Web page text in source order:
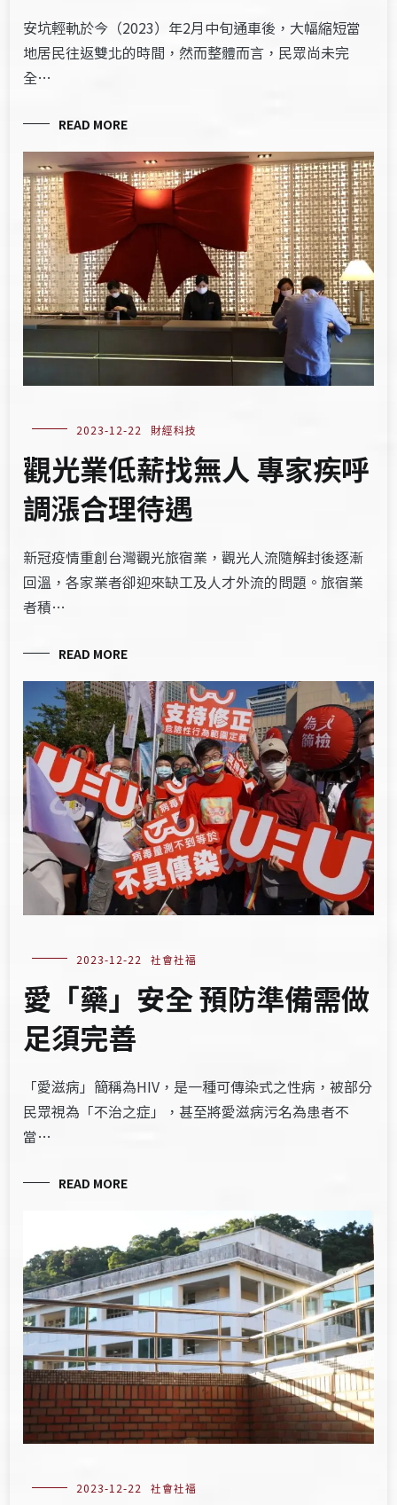
安坑輕軌於今（2023）年2月中旬通車後，大幅縮短當
地居民往返雙北的時間，然而整體而言，民眾尚未完
全…
READ MORE
2023-12-22 財經科技
觀光業低薪找無人 專家疾呼
調漲合理待遇
新冠疫情重創台灣觀光旅宿業，觀光人流隨解封後逐漸
回溫，各家業者卻迎來缺工及人才外流的問題。旅宿業
者積…
READ MORE
2023-12-22 社會社福
愛「藥」安全 預防準備需做
足須完善
「愛滋病」簡稱為HIV，是一種可傳染式之性病，被部分
民眾視為「不治之症」，甚至將愛滋病污名為患者不
當…
READ MORE
2023-12-22 社會社福